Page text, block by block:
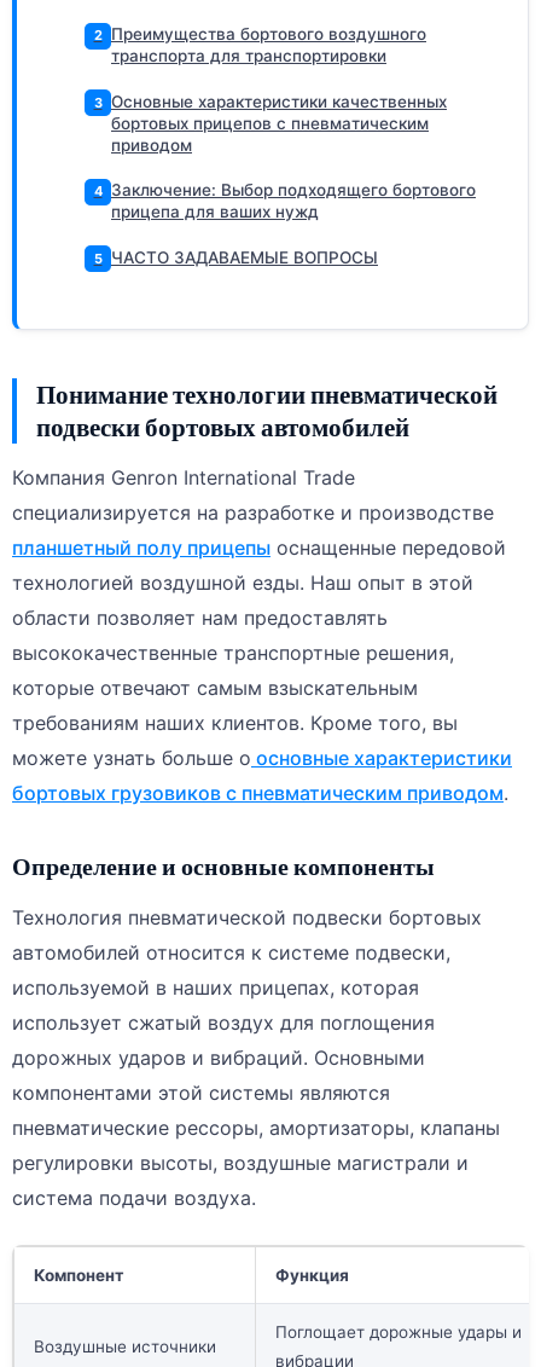
2
Преимущества бортового воздушного
транспорта для транспортировки
3 Основные характеристики качественных
бортовых прицепов с пневматическим
приводом
4
Заключение: Выбор подходящего бортового
прицепа для ваших нужд
5 ЧАСТО ЗАДАВАЕМЫЕ ВОПРОСЫ
Понимание технологии пневматической
подвески бортовых автомобилей
Компания Genron International Trade
специализируется на разработке и производстве
планшетный полу прицепы оснащенные передовой
технологией воздушной езды. Наш опыт в этой
области позволяет нам предоставлять
высококачественные транспортные решения,
которые отвечают самым взыскательным
требованиям наших клиентов. Кроме того, вы
можете узнать больше о основные характеристики
бортовых грузовиков с пневматическим приводом.
Определение и основные компоненты
Технология пневматической подвески бортовых
автомобилей относится к системе подвески,
используемой в наших прицепах, которая
использует сжатый воздух для поглощения
дорожных ударов и вибраций. Основными
компонентами этой системы являются
пневматические рессоры, амортизаторы, клапаны
регулировки высоты, воздушные магистрали и
система подачи воздуха.
Компонент Функция
Воздушные источники
Поглощает дорожные удары и
вибрации